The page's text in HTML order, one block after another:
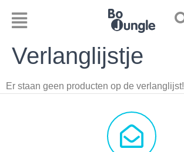
Verlanglijstje
Er staan geen producten op de verlanglijst!